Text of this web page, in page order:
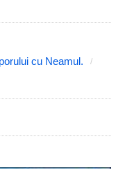
cu Neamul.